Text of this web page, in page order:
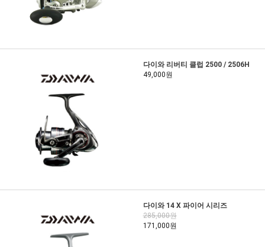
다이와 리버티 클럽 2500 / 2506H
49,000원
다이와 14 X 파이어 시리즈
285,000원
171,000원